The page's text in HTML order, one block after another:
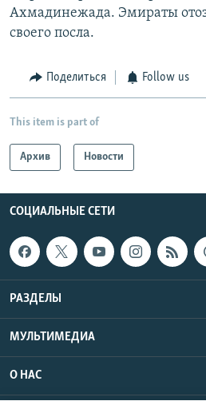
Ахмадинежада. Эмираты
своего посла.
Поделиться Follow us
This item is part of
Архив Новости
СОЦИАЛЬНЫЕ СЕТИ
РАЗДЕЛЫ
МУЛЬТИМЕДИА
О НАС